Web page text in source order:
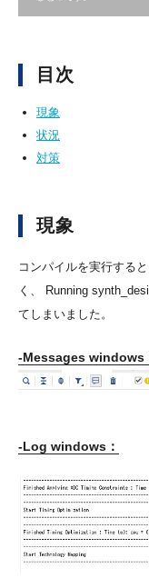
目次
現象
状況
対策
現象
コンパイルを実行する
く、 Running
てしまいました。
-Messages windows
-Log windows：